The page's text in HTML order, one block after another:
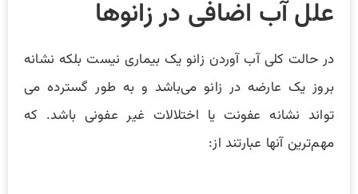
علل آب اضافی در زانوها
در حالت کلی آب آوردن زانو یک بیماری نیست بلکه نشانه
بروز یک عارضه در زانو می‌باشد و به طور گسترده می
تواند نشانه عفونت یا اختلالات غیر عفونی باشد. که
مهم‌ترین آنها عبارتند از: